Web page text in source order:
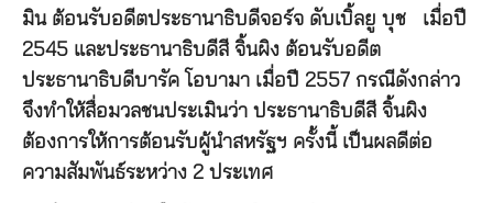
มิน ต้อนรับอดีตประธานาธิบดีจอร์จ ดับเบิ้ลยู บุช เมื่อปี
2545 และประธานาธิบดีสี จิ้นผิง ต้อนรับอดีต
ประธานาธิบดีบารัค โอบามา เมื่อปี 2557 กรณีดังกล่าว
จึงทำให้สื่อมวลชนประเมินว่า ประธานาธิบดีสี จิ้นผิง
ต้องการให้การต้อนรับผู้นำสหรัฐฯ ครั้งนี้ เป็นผลดีต่อ
ความสัมพันธ์ระหว่าง 2 ประเทศ